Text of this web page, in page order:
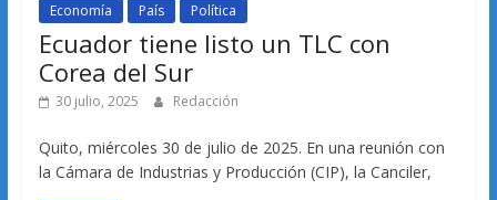
Economía País Política
Ecuador tiene listo un TLC con
Corea del Sur
30 julio, 2025 Redacción
Quito, miércoles 30 de julio de 2025. En una reunión con
la Cámara de Industrias y Producción (CIP), la Canciler,